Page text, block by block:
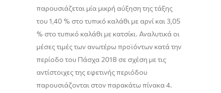
παρουσιάζεται μία μικρή αύξηση της τάξης
του 1,40 % στο τυπικό καλάθι με αρνί και 3,05
% στο τυπικό καλάθι με κατσίκι. Αναλυτικά οι
μέσες τιμές των ανωτέρω προϊόντων κατά την
περίοδο του Πάσχα 2018 σε σχέση με τις
αντίστοιχες της εφετινής περιόδου
παρουσιάζονται στον παρακάτω πίνακα 4.